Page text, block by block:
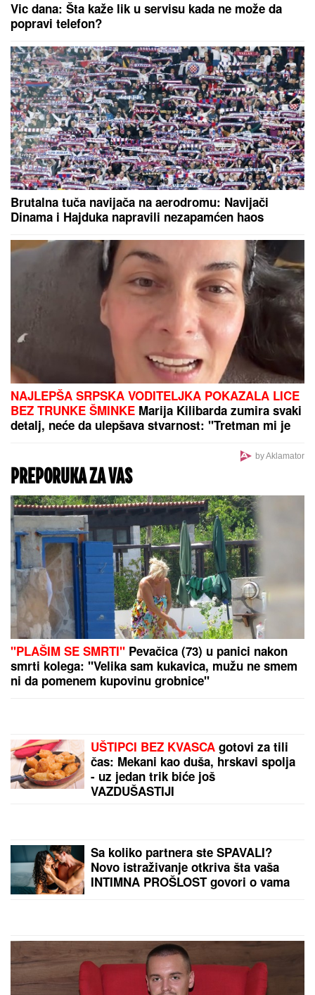
PRIČALO SE DA SE RAZVODEOvako se Đanijev sin
i snaja ponašaju kad ih niko ne gleda, Minja objavila
fotografiju sa suprugom, jedan detalj jasno otkriva u
kakvom su braku
LANČANI SUDAR NA GAZELI
osoba odmah prevezena u bolnicu,
stvaraju se gužve
oglasio, upozorenje važi za sve